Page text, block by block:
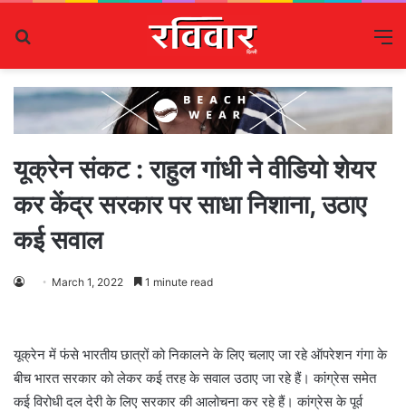
यूक्रेन संकट : राहुल गांधी ने वीडियो शेयर
कर केंद्र सरकार पर साधा निशाना, उठाए
कई सवाल
March 1, 2022 1 minute read
यूक्रेन में फंसे भारतीय छात्रों को निकालने के लिए चलाए जा रहे ऑपरेशन गंगा के
बीच भारत सरकार को लेकर कई तरह के सवाल उठाए जा रहे हैं। कांग्रेस समेत
कई विरोधी दल देरी के लिए सरकार की आलोचना कर रहे हैं। कांग्रेस के पूर्व